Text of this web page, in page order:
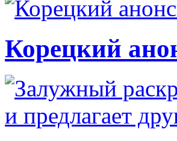
Корецкий